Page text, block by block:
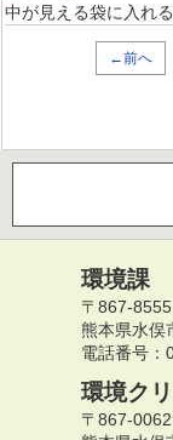
中が見える袋に入れる
←前へ
環境課
〒867-8555
熊本県水俣
電話番号：
環境ク
〒867-0062